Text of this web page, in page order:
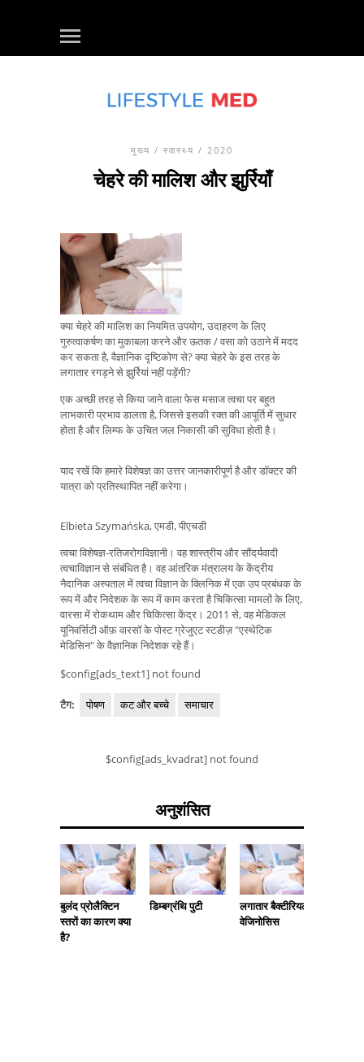
मुख्य / स्वास्थ्य / 2020
चेहरे की मालिश और झुर्रियाँ
क्या चेहरे की मालिश का नियमित उपयोग, उदाहरण के लिए
गुरुत्वाकर्षण का मुकाबला करने और ऊतक / वसा को उठाने में मदद
कर सकता है, वैज्ञानिक दृष्टिकोण से? क्या चेहरे के इस तरह के
लगातार रगड़ने से झुर्रियां नहीं पड़ेंगी?
एक अच्छी तरह से किया जाने वाला फेस मसाज त्वचा पर बहुत
लाभकारी प्रभाव डालता है, जिससे इसकी रक्त की आपूर्ति में सुधार
होता है और लिम्फ के उचित जल निकासी की सुविधा होती है।
याद रखें कि हमारे विशेषज्ञ का उत्तर जानकारीपूर्ण है और डॉक्टर की
यात्रा को प्रतिस्थापित नहीं करेगा।
Elbieta Szymańska, एमडी, पीएचडी
त्वचा विशेषज्ञ-रतिजरोगविज्ञानी। वह शास्त्रीय और सौंदर्यवादी
त्वचाविज्ञान से संबंधित है। वह आंतरिक मंत्रालय के केंद्रीय
नैदानिक ​​अस्पताल में त्वचा विज्ञान के क्लिनिक में एक उप प्रबंधक के
रूप में और निदेशक के रूप में काम करता है चिकित्सा मामलों के लिए,
वारसा में रोकथाम और चिकित्सा केंद्र। 2011 से, वह मेडिकल
यूनिवर्सिटी ऑफ़ वारसॉ के पोस्ट ग्रेजुएट स्टडीज़ "एस्थेटिक
मेडिसिन" के वैज्ञानिक निदेशक रहे हैं।
$config[ads_text1] not found
टैग: पोषण कट और बच्चे समाचार
$config[ads_kvadrat] not found
अनुशंसित
बुलंद प्रोलैक्टिन
स्तरों का कारण क्या
है?
डिम्बग्रंथि पुटी
लगातार बैक्टीरियल
वेजिनोसिस